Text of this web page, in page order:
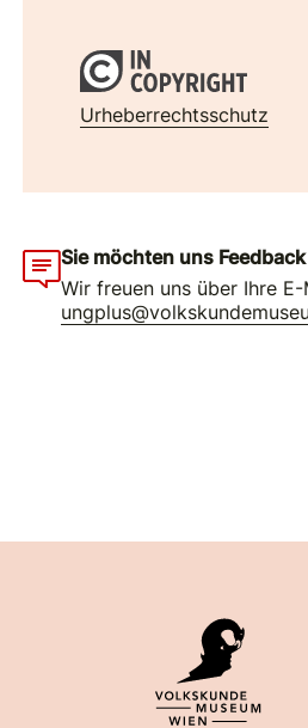
Urheberrechtsschutz
Sie möchten uns
Wir freuen uns über Ihre